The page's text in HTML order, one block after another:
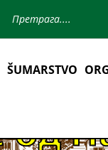
ŠUMARSTVO